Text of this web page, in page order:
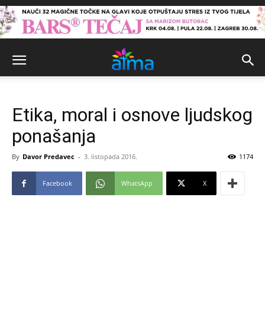
Etika, moral i osnove ljudskog
ponašanja
By Davor Predavec - 3. listopada 2016. 1174
Facebook WhatsApp X